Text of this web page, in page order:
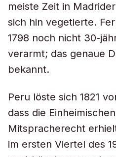
meiste Zeit in
sich hin vegetierte.
1798 noch nicht 30-
verarmt; das genaue
bekannt.
Peru löste sich 1821
dass die
Mitspracherecht
im ersten Viertel des